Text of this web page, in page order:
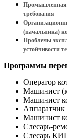
Промышленная
требования
(начальника)
Проблемы
устойчивости
Программы
Оператор
Машинист
Машинист
Машинист
Слесарь-
Слесарь